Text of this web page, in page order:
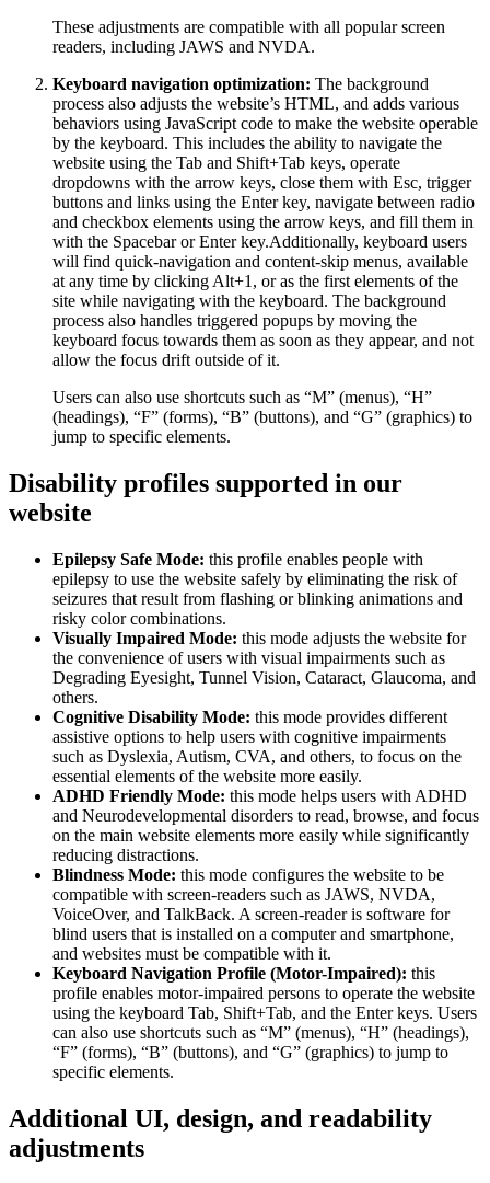
These adjustments are compatible with all popular screen
readers, including JAWS and NVDA.
Keyboard navigation optimization: The background
process also adjusts the website’s HTML, and adds various
behaviors using JavaScript code to make the website operable
by the keyboard. This includes the ability to navigate the
website using the Tab and Shift+Tab keys, operate
dropdowns with the arrow keys, close them with Esc, trigger
buttons and links using the Enter key, navigate between radio
and checkbox elements using the arrow keys, and fill them in
with the Spacebar or Enter key.Additionally, keyboard users
will find quick-navigation and content-skip menus, available
at any time by clicking Alt+1, or as the first elements of the
site while navigating with the keyboard. The background
process also handles triggered popups by moving the
keyboard focus towards them as soon as they appear, and not
allow the focus drift outside of it.
Users can also use shortcuts such as “M” (menus), “H”
(headings), “F” (forms), “B” (buttons), and “G” (graphics) to
jump to specific elements.
Disability profiles supported in our
website
Epilepsy Safe Mode: this profile enables people with
epilepsy to use the website safely by eliminating the risk of
seizures that result from flashing or blinking animations and
risky color combinations.
Visually Impaired Mode: this mode adjusts the website for
the convenience of users with visual impairments such as
Degrading Eyesight, Tunnel Vision, Cataract, Glaucoma, and
others.
Cognitive Disability Mode: this mode provides different
assistive options to help users with cognitive impairments
such as Dyslexia, Autism, CVA, and others, to focus on the
essential elements of the website more easily.
ADHD Friendly Mode: this mode helps users with ADHD
and Neurodevelopmental disorders to read, browse, and focus
on the main website elements more easily while significantly
reducing distractions.
Blindness Mode: this mode configures the website to be
compatible with screen-readers such as JAWS, NVDA,
VoiceOver, and TalkBack. A screen-reader is software for
blind users that is installed on a computer and smartphone,
and websites must be compatible with it.
Keyboard Navigation Profile (Motor-Impaired): this
profile enables motor-impaired persons to operate the website
using the keyboard Tab, Shift+Tab, and the Enter keys. Users
can also use shortcuts such as “M” (menus), “H” (headings),
“F” (forms), “B” (buttons), and “G” (graphics) to jump to
specific elements.
Additional UI, design, and readability
adjustments